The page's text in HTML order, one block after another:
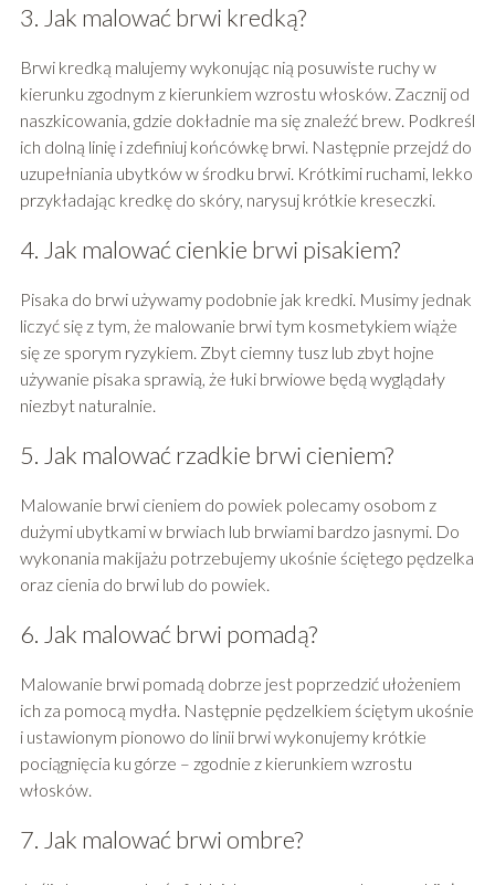
3. Jak malować brwi kredką?
Brwi kredką malujemy wykonując nią posuwiste ruchy w
kierunku zgodnym z kierunkiem wzrostu włosków. Zacznij od
naszkicowania, gdzie dokładnie ma się znaleźć brew. Podkreśl
ich dolną linię i zdefiniuj końcówkę brwi. Następnie przejdź do
uzupełniania ubytków w środku brwi. Krótkimi ruchami, lekko
przykładając kredkę do skóry, narysuj krótkie kreseczki.
4. Jak malować cienkie brwi pisakiem?
Pisaka do brwi używamy podobnie jak kredki. Musimy jednak
liczyć się z tym, że malowanie brwi tym kosmetykiem wiąże
się ze sporym ryzykiem. Zbyt ciemny tusz lub zbyt hojne
używanie pisaka sprawią, że łuki brwiowe będą wyglądały
niezbyt naturalnie.
5. Jak malować rzadkie brwi cieniem?
Malowanie brwi cieniem do powiek polecamy osobom z
dużymi ubytkami w brwiach lub brwiami bardzo jasnymi. Do
wykonania makijażu potrzebujemy ukośnie ściętego pędzelka
oraz cienia do brwi lub do powiek.
6. Jak malować brwi pomadą?
Malowanie brwi pomadą dobrze jest poprzedzić ułożeniem
ich za pomocą mydła. Następnie pędzelkiem ściętym ukośnie
i ustawionym pionowo do linii brwi wykonujemy krótkie
pociągnięcia ku górze – zgodnie z kierunkiem wzrostu
włosków.
7. Jak malować brwi ombre?